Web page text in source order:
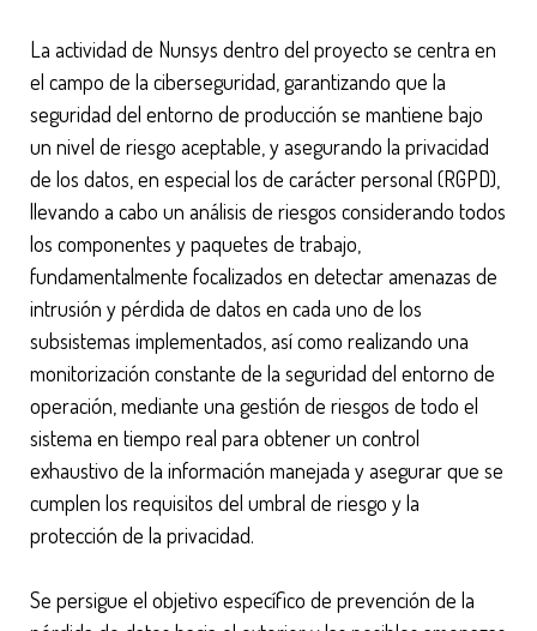
La actividad de Nunsys dentro del proyecto se centra en
el campo de la ciberseguridad, garantizando que la
seguridad del entorno de producción se mantiene bajo
un nivel de riesgo aceptable, y asegurando la privacidad
de los datos, en especial los de carácter personal (RGPD),
llevando a cabo un análisis de riesgos considerando todos
los componentes y paquetes de trabajo,
fundamentalmente focalizados en detectar amenazas de
intrusión y pérdida de datos en cada uno de los
subsistemas implementados, así como realizando una
monitorización constante de la seguridad del entorno de
operación, mediante una gestión de riesgos de todo el
sistema en tiempo real para obtener un control
exhaustivo de la información manejada y asegurar que se
cumplen los requisitos del umbral de riesgo y la
protección de la privacidad.
Se persigue el objetivo específico de prevención de la